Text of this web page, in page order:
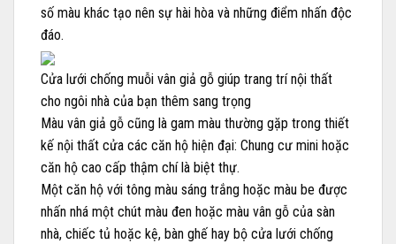
số màu khác tạo nên sự hài hòa và những điểm nhấn độc
đáo.
Cửa lưới chống muỗi vân giả gỗ giúp trang trí nội thất
cho ngôi nhà của bạn thêm sang trọng
Màu vân giả gỗ cũng là gam màu thường gặp trong thiết
kế nội thất cửa các căn hộ hiện đại: Chung cư mini hoặc
căn hộ cao cấp thậm chí là biệt thự.
Một căn hộ với tông màu sáng trắng hoặc màu be được
nhấn nhá một chút màu đen hoặc màu vân gỗ của sàn
nhà, chiếc tủ hoặc kệ, bàn ghế hay bộ cửa lưới chống